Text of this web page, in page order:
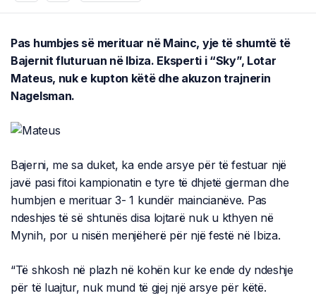
Pas humbjes së merituar në Mainc, yje të shumtë të
Bajernit fluturuan në Ibiza. Eksperti i “Sky”, Lotar
Mateus, nuk e kupton këtë dhe akuzon trajnerin
Nagelsman.
Bajerni, me sa duket, ka ende arsye për të festuar një
javë pasi fitoi kampionatin e tyre të dhjetë gjerman dhe
humbjen e merituar 3- 1 kundër maincianëve. Pas
ndeshjes të së shtunës disa lojtarë nuk u kthyen në
Mynih, por u nisën menjëherë për një festë në Ibiza.
“Të shkosh në plazh në kohën kur ke ende dy ndeshje
për të luajtur, nuk mund të gjej një arsye për këtë.